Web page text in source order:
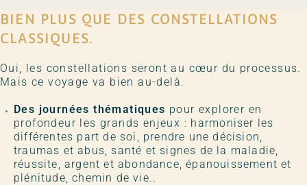
BIEN PLUS QUE DES CONSTELLATIONS
CLASSIQUES.
Oui, les constellations seront au cœur du processus.
Mais ce voyage va bien au-delà.
Des journées thématiques pour explorer en
profondeur les grands enjeux : harmoniser les
différentes part de soi, prendre une décision,
traumas et abus, santé et signes de la maladie,
réussite, argent et abondance, épanouissement et
plénitude, chemin de vie..